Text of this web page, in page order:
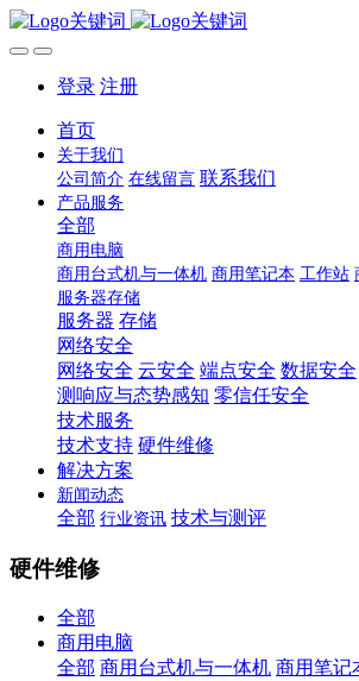
登录 注册
首页
关于我们
公司简介 在线留言 联系我们
产品服务
全部
商用电脑
商用台式机与一体机 商用笔记本 工作站
服务器存储
服务器 存储
网络安全
网络安全 云安全 端点安全 数据安全
测响应与态势感知 零信任安全
技术服务
技术支持 硬件维修
解决方案
新闻动态
全部 行业资讯 技术与测评
硬件维修
全部
商用电脑
全部 商用台式机与一体机 商用笔记